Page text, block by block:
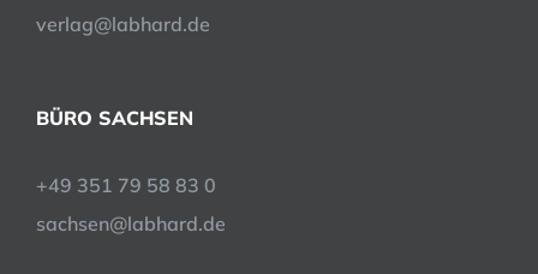
verlag@labhard.de
BÜRO SACHSEN
+49 351 79 58 83 0
sachsen@labhard.de